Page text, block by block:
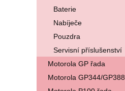
Baterie
Nabíječe
Pouzdra
Servisní příslušenství
Motorola GP řada
Motorola GP344/GP388